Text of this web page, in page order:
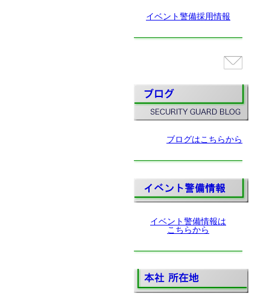
イベント警備採用情報
ブログはこちらから
イベント警備情報は
こちらから